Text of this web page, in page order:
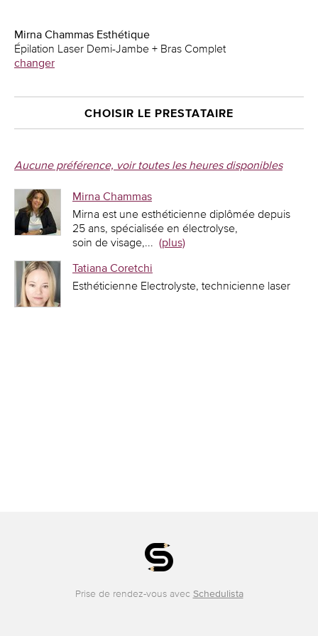
Mirna Chammas Esthétique
Épilation Laser Demi-Jambe + Bras Complet
changer
CHOISIR LE PRESTATAIRE
Aucune préférence, voir toutes les heures disponibles
Mirna Chammas
Mirna est une esthéticienne diplômée depuis
25 ans, spécialisée en électrolyse,
soin de visage,... (plus)
Tatiana Coretchi
Esthéticienne Electrolyste, technicienne laser
Prise de rendez-vous avec Schedulista